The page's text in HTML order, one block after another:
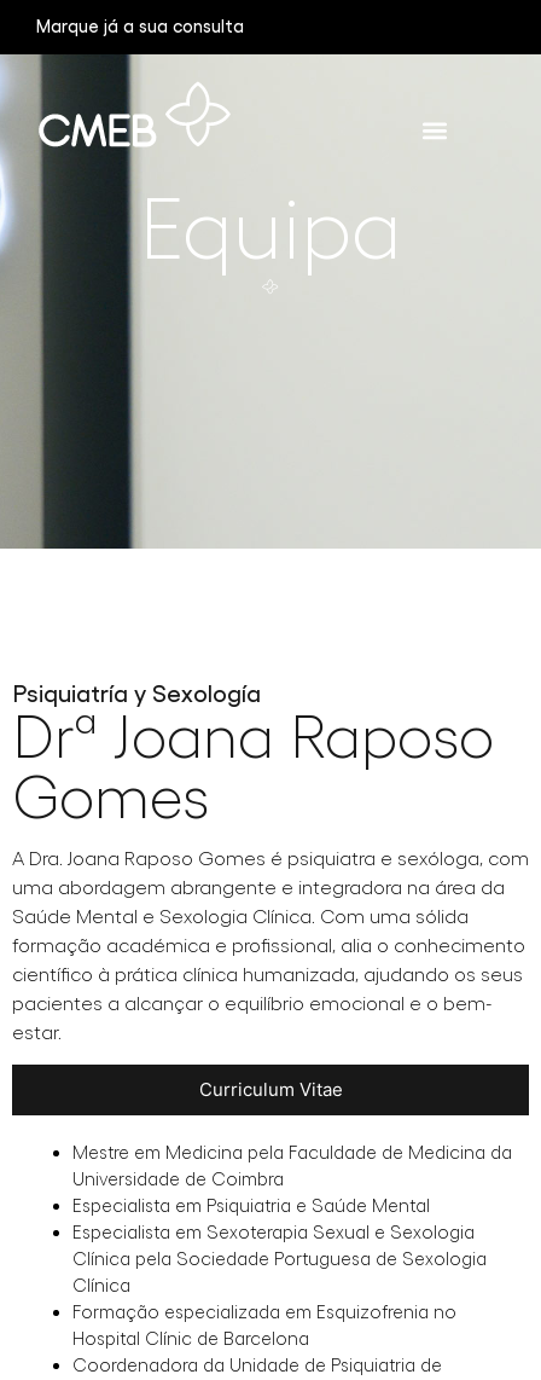
Marque já a sua consulta
Equipa
Psiquiatría y Sexología
Drª Joana Raposo
Gomes
A Dra. Joana Raposo Gomes é psiquiatra e sexóloga, com
uma abordagem abrangente e integradora na área da
Saúde Mental e Sexologia Clínica. Com uma sólida
formação académica e profissional, alia o conhecimento
científico à prática clínica humanizada, ajudando os seus
pacientes a alcançar o equilíbrio emocional e o bem-
estar.
Curriculum Vitae
Mestre em Medicina pela Faculdade de Medicina da
Universidade de Coimbra
Especialista em Psiquiatria e Saúde Mental
Especialista em Sexoterapia Sexual e Sexologia
Clínica pela Sociedade Portuguesa de Sexologia
Clínica
Formação especializada em Esquizofrenia no
Hospital Clínic de Barcelona
Coordenadora da Unidade de Psiquiatria de